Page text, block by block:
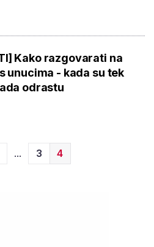
Kako razgovarati na
unucima - kada su tek
odrastu
... 3 4